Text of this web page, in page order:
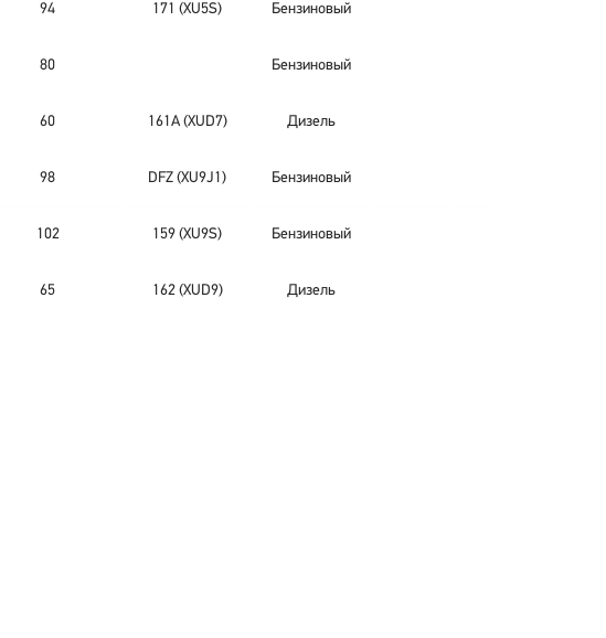
94 171 (XU5S) Бензиновый
80 Бензиновый
60 161A (XUD7) Дизель
98 DFZ (XU9J1) Бензиновый
102 159 (XU9S) Бензиновый
65 162 (XUD9) Дизель